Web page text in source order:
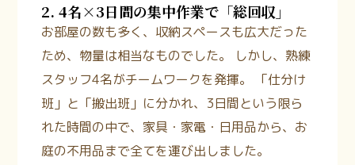
2. 4名×3日間の集中作業で「総回収」
お部屋の数も多く、収納スペースも広大だった
ため、物量は相当なものでした。 しかし、熟練
スタッフ4名がチームワークを発揮。 「仕分け
班」と「搬出班」に分かれ、3日間という限ら
れた時間の中で、家具・家電・日用品から、お
庭の不用品まで全てを運び出しました。